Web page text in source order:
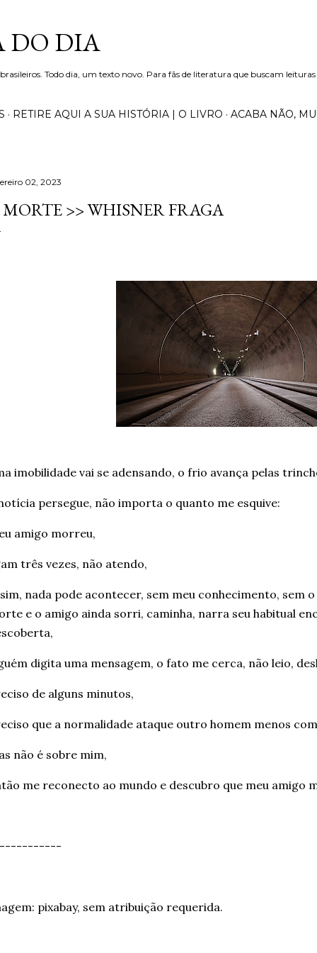
DO DIA
Todo dia, um texto novo. Para fãs de literatura que buscam
RETIRE AQUI A SUA HISTÓRIA | O LIVRO ACABA NÃO,
02, 2023
>> WHISNER FRAGA
imobilidade vai se adensando, o frio avança pelas
persegue, não importa o quanto me esquive:
amigo morreu,
três vezes, não atendo,
nada pode acontecer, sem meu conhecimento, sem
e o amigo ainda sorri, caminha, narra seu habitual
digita uma mensagem, o fato me cerca, não leio,
de alguns minutos,
que a normalidade ataque outro homem menos
não é sobre mim,
me reconecto ao mundo e descubro que meu amigo
pixabay, sem atribuição requerida.